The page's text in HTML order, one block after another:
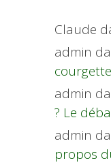
Claude
admin
admin
? Le
admin
propos